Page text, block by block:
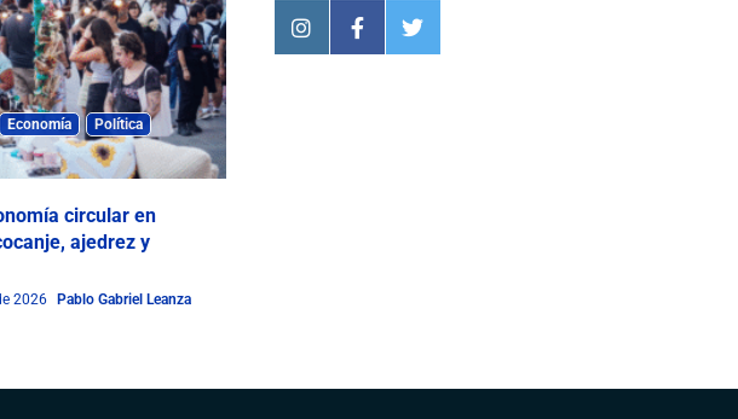
Economía
Política
circular en
ajedrez y
2026 Pablo Gabriel Leanza